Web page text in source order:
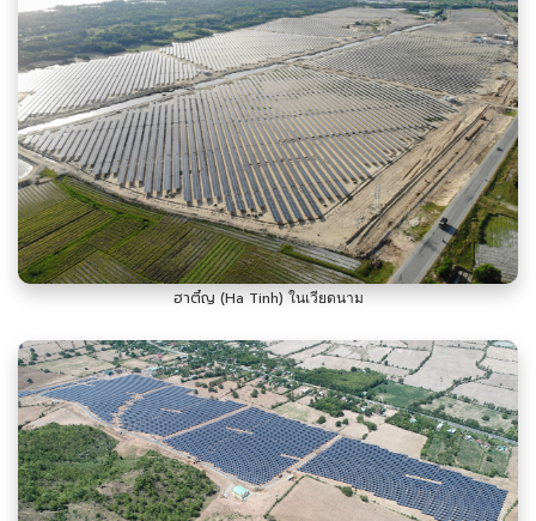
ฮาติ๋ญ (Ha Tinh)ในเวียดนาม